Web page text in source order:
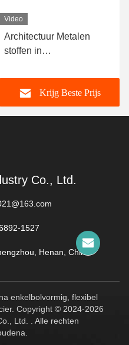
Video
Architectuur Metalen
stoffen in
Niet-metalen stoffen
LangdurigKrijg Beste Prijs
Co., Ltd.
1527
Henan, China
enkelbolvormig, flexibel
Copyright © 2024-2026
Ltd. . Alle rechten